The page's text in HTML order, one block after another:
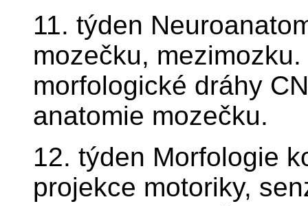
11. týden
mozečku,
morfologické dráhy
anatomie mozečku.
12. týden Morfologie
projekce motoriky,